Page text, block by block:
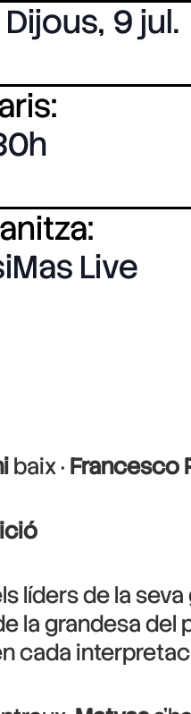
Dijous, 9 jul.
Live
baix · Francesco
líders de la
la grandesa del
cada